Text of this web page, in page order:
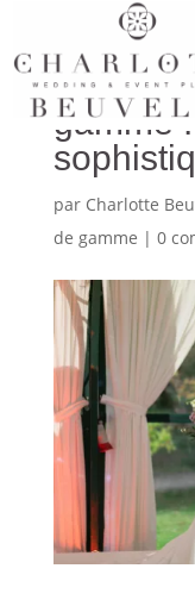
gamme
par Charlotte
de gamme | 0